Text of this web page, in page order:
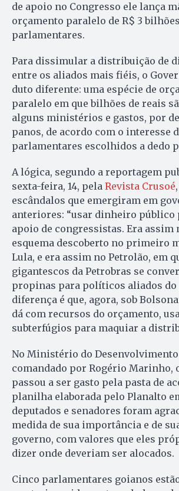
de apoio no Congresso ele lança
orçamento paralelo de R$ 3
parlamentares.
Para dissimular a distribuição de
entre os aliados mais fiéis, o
duto diferente: uma espécie de
paralelo em que bilhões de reais
alguns ministérios e gastos, por
panos, de acordo com o interesse
parlamentares escolhidos a dedo
A lógica, segundo a reportagem
sexta-feira, 14, pela Revista Crusoé
escândalos que emergiram em
anteriores: “usar dinheiro público
apoio de congressistas. Era assim
esquema descoberto no primeiro
Lula, e era assim no Petrolão, em
gigantescos da Petrobras se
propinas para políticos aliados do
diferença é que, agora, sob
dá com recursos do orçamento,
subterfúgios para maquiar a
No Ministério do
comandado por Rogério Marinho,
passou a ser gasto pela pasta de
planilha elaborada pelo Planalto
deputados e senadores foram
medida de sua importância e de
governo, com valores que eles
dizer onde deveriam ser alocados.
Cinco parlamentares goianos